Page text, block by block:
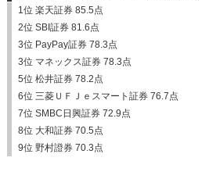
1位 楽天証券 85.5点
2位 SBI証券 81.6点
3位 PayPay証券 78.3点
3位 マネックス証券 78.3点
5位 松井証券 78.2点
6位 三菱ＵＦＪｅスマート証券 76.7点
7位 SMBC日興証券 72.9点
8位 大和証券 70.5点
9位 野村證券 70.3点